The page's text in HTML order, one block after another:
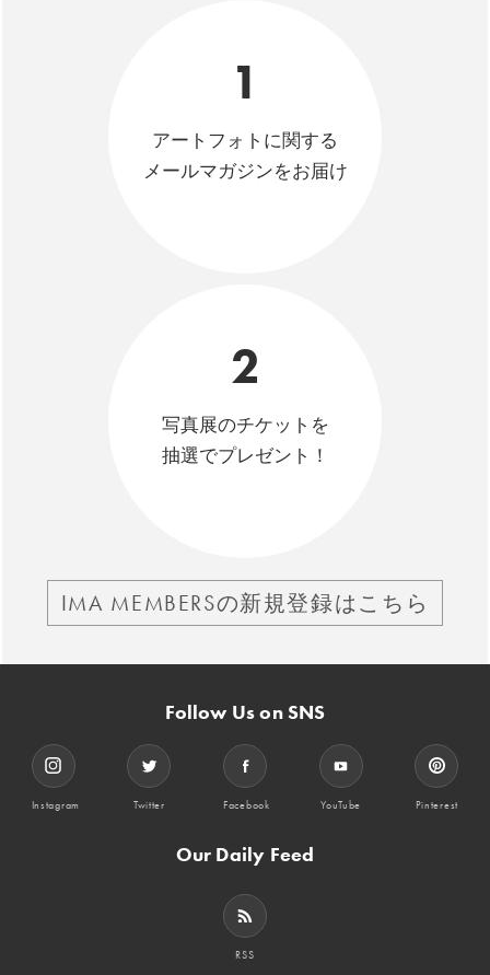
1
アートフォトに関する
メールマガジンをお届け
2
写真展のチケットを
抽選でプレゼント！
IMA MEMBERSの新規登録はこちら
Follow Us on SNS
Instagram Twitter Facebook YouTube Pinterest
Our Daily Feed
RSS